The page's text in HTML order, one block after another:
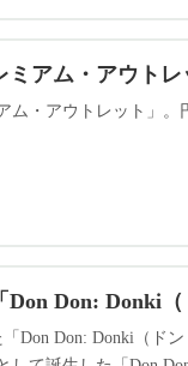
ミアム・アウトレ
・アウトレット」。
Don: Donki
Don Don: Donki（ド